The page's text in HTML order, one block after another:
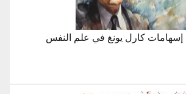
كارل يونغ في علم النفس